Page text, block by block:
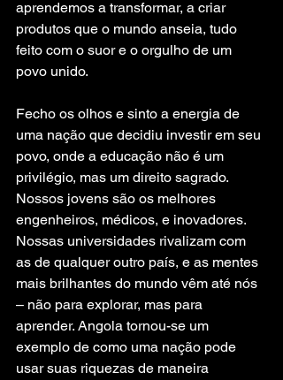
aprendemos a transformar, a criar
produtos que o mundo anseia, tudo
feito com o suor e o orgulho de um
povo unido.
Fecho os olhos e sinto a energia de
uma nação que decidiu investir em seu
povo, onde a educação não é um
privilégio, mas um direito sagrado.
Nossos jovens são os melhores
engenheiros, médicos, e inovadores.
Nossas universidades rivalizam com
as de qualquer outro país, e as mentes
mais brilhantes do mundo vêm até nós
– não para explorar, mas para
aprender. Angola tornou-se um
exemplo de como uma nação pode
usar suas riquezas de maneira